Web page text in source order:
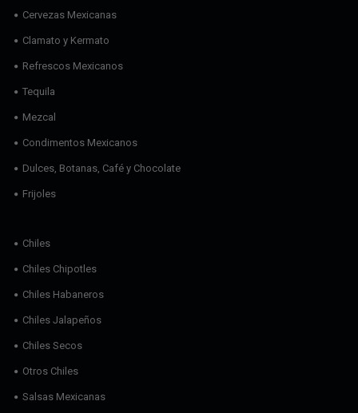
Cervezas Mexicanas
Clamato y Kermato
Refrescos Mexicanos
Tequila
Mezcal
Condimentos Mexicanos
Dulces, Botanas, Café y Chocolate
Frijoles
Chiles
Chiles Chipotles
Chiles Habaneros
Chiles Jalapeños
Chiles Secos
Otros Chiles
Salsas Mexicanas